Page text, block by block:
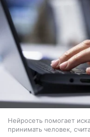
Нейросеть помогает
принимать человек,